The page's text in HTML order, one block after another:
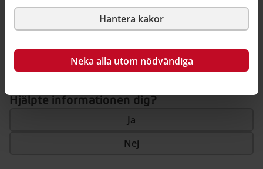
Hantera kakor
Neka alla utom nödvändiga
Publicerad 29 augusti 2025
Så här kan du källhänvisa till denna sida
Hjälpte informationen dig?
Ja
Nej